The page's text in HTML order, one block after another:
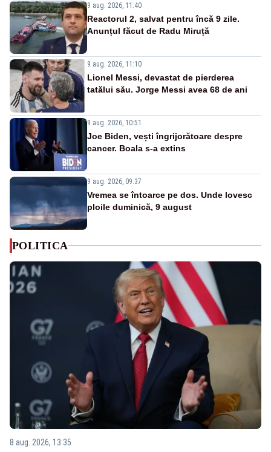
9 aug. 2026, 11:40
Reactorul 2, salvat pentru încă 9 zile.
Anunțul făcut de Radu Miruță
9 aug. 2026, 11:10
Lionel Messi, devastat de pierderea
tatălui său. Jorge Messi avea 68 de ani
9 aug. 2026, 10:51
Joe Biden, vești îngrijorătoare despre
cancer. Boala s-a extins
9 aug. 2026, 09:37
Vremea se întoarce pe dos. Unde lovesc
ploile duminică, 9 august
POLITICA
8 aug. 2026, 13:35